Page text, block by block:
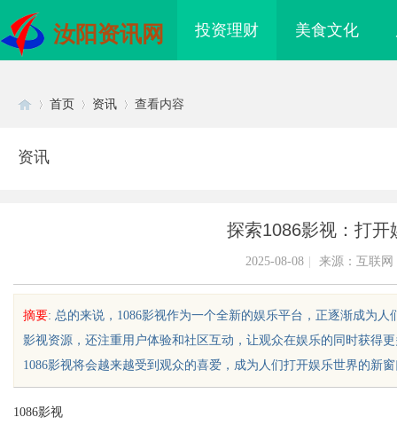
汝阳资讯网 投资理财 美食文化
sc
首页 资讯 查看内容
资讯
探索1086影视：打开
2025-08-08 来源：互联网
摘要: 总的来说，1086影视作为一个全新的娱乐平台，正逐渐成为
影视资源，还注重用户体验和社区互动，让观众在娱乐的同时获得
1086影视将会越来越受到观众的喜爱，成为人们打开娱乐世界的新
1086影视
配眼镜 购买商标：企业品牌布局的关键